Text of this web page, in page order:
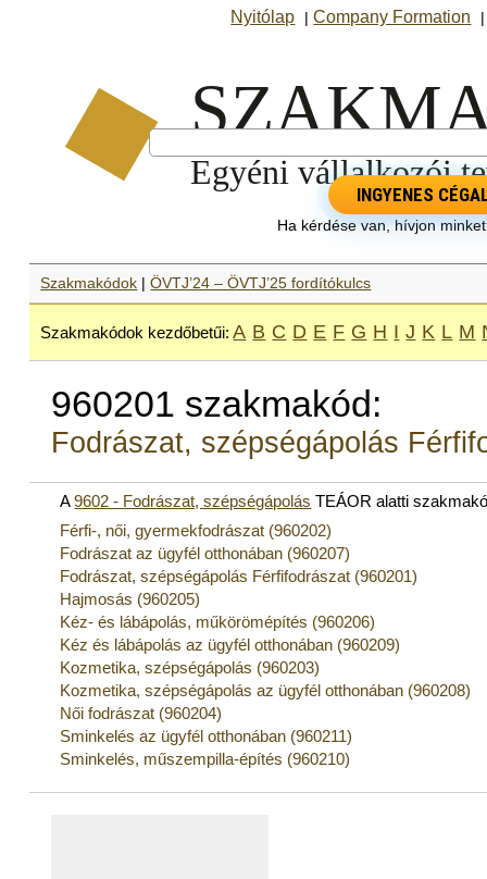
Nyitólap |Company Formation
INGYENES
Ha kérdése van, hívjon
Szakmakódok |ÖVTJ’24 – ÖVTJ’25 fordítókulcs
Szakmakódok kezdőbetűi: A B C D E F G H I J K L M
960201 szakmakód:
Fodrászat, szépségápolás
A9602 - Fodrászat, szépségápolás TEÁOR alatti
Férfi-, női, gyermekfodrászat (960202)
Fodrászat az ügyfél otthonában (960207)
Fodrászat, szépségápolás Férfifodrászat (960201)
Hajmosás (960205)
Kéz- és lábápolás, műkörömépítés (960206)
Kéz­ és lábápolás az ügyfél otthonában (960209)
Kozmetika, szépségápolás (960203)
Kozmetika, szépségápolás az ügyfél otthonában (960208)
Női fodrászat (960204)
Sminkelés az ügyfél otthonában (960211)
Sminkelés, műszempilla-építés (960210)